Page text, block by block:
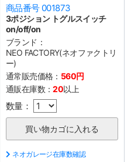
商品番号 001873
3ポジション トグルスイッチ
on/off/on
ブランド：
NEO FACTORY(ネオファクトリ
ー)
通常販売価格： 560円
通販在庫数：20以上
数量：
ネオガレージ在庫数確認